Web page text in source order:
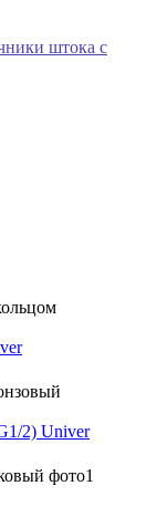
штока с
2) Univer